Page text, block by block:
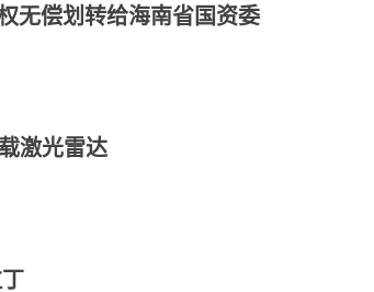
无偿划转给海南省国资委
激光雷达